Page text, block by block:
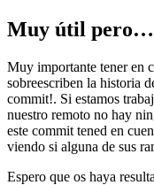
Muy útil pero…
Muy importante tener en
sobreescriben la historia
commit!. Si estamos
nuestro remoto no hay
este commit tened en
viendo si alguna de sus
Espero que os haya